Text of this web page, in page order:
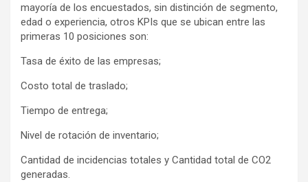
mayoría de los encuestados, sin distinción de segmento,
edad o experiencia, otros KPIs que se ubican entre las
primeras 10 posiciones son:
Tasa de éxito de las empresas;
Costo total de traslado;
Tiempo de entrega;
Nivel de rotación de inventario;
Cantidad de incidencias totales y Cantidad total de CO2
generadas.